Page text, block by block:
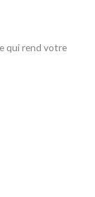
qui rend votre